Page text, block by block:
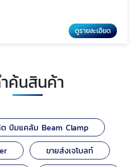
ดูรายละเอียด
ค้นสินค้า
ต บีมแคล้ม Beam Clamp
ขายส่งเจโบลท์